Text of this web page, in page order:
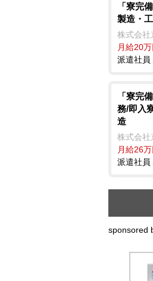
「寮完
製造・
株式会社
月給20
派遣社員
「寮完
務/即入
造
株式会社
月給26
派遣社員
sponsored